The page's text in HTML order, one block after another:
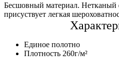
Бесшовный материал. Нетканый
присуствует легкая
Единое полотно
Плотность 260г/м²